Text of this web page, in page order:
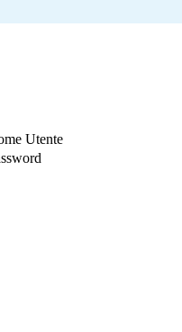
Utente